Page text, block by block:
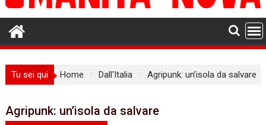
Tu sei qui Home Dall'Italia Agripunk: un’isola da salvare
Agripunk: un’isola da salvare